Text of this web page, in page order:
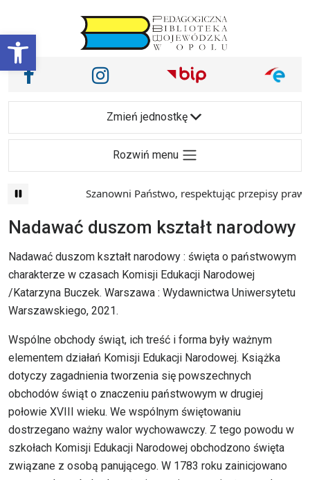
Otwórz pasek narzędzi
Main Navigation
Nasze media społecznościowe i inne
Facebook Instagram
Zmień jednostkę
Rozwiń menu
Szanowni Państwo, respektując przepisy
Nadawać duszom kształt narodowy
Nadawać duszom kształt narodowy : święta o państwowym
charakterze w czasach Komisji Edukacji Narodowej
/Katarzyna Buczek. Warszawa : Wydawnictwa Uniwersytetu
Warszawskiego, 2021.
Wspólne obchody świąt, ich treść i forma były ważnym
elementem działań Komisji Edukacji Narodowej. Książka
dotyczy zagadnienia tworzenia się powszechnych
obchodów świąt o znaczeniu państwowym w drugiej
połowie XVIII wieku. We wspólnym świętowaniu
dostrzegano ważny walor wychowawczy. Z tego powodu w
szkołach Komisji Edukacji Narodowej obchodzono święta
związane z osobą panującego. W 1783 roku zainicjowano